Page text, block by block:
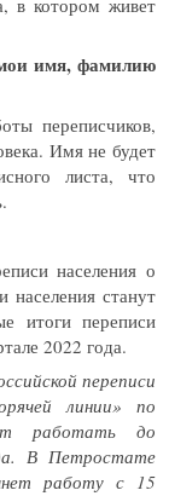
имя, фамилию
переписчиков,
Имя не будет
листа, что
населения о
населения станут
итоги переписи
2022 года.
переписи
линии» по
работать до
В Петростате
работу с 15